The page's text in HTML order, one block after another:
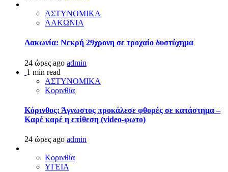
ΑΣΤΥΝΟΜΙΚΑ
ΛΑΚΩΝΙΑ
Λακωνία: Νεκρή 29χρονη σε τροχαίο δυστύχημα
24 ώρες ago admin
1 min read
ΑΣΤΥΝΟΜΙΚΑ
Κορινθία
Κόρινθος: Άγνωστος προκάλεσε φθορές σε κατάστημα –
Καρέ καρέ η επίθεση (video-φωτο)
24 ώρες ago admin
Κορινθία
ΥΓΕΙΑ